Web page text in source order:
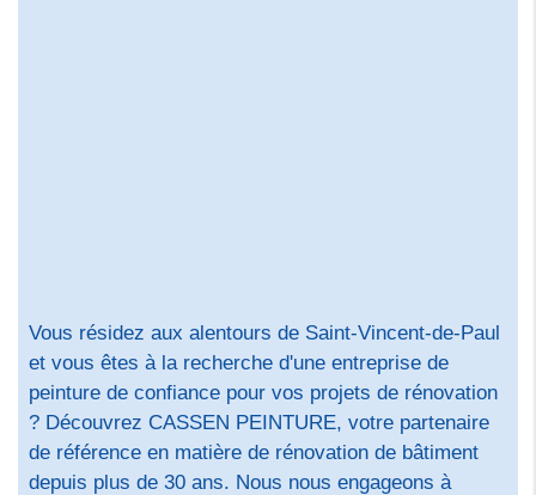
Vous résidez aux alentours de Saint-Vincent-de-Paul
et vous êtes à la recherche d'une entreprise de
peinture de confiance pour vos projets de rénovation
? Découvrez CASSEN PEINTURE, votre partenaire
de référence en matière de rénovation de bâtiment
depuis plus de 30 ans. Nous nous engageons à